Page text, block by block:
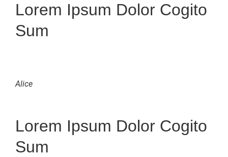
Lorem Ipsum Dolor Cogito
Sum
Alice
Lorem Ipsum Dolor Cogito
Sum